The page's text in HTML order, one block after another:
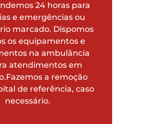
24 horas para
e emergências ou
marcado. Dispomos
os equipamentos e
na ambulância
atendimentos em
a remoção
de referência, caso
necessário.